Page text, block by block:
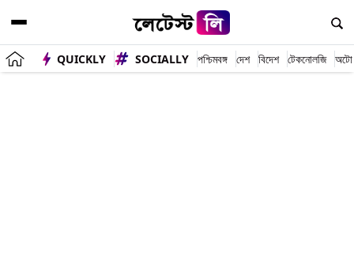
QUICKLY SOCIALLY পশ্চিমবঙ্গ দেশ বিদেশ টেকনোলজি অটো